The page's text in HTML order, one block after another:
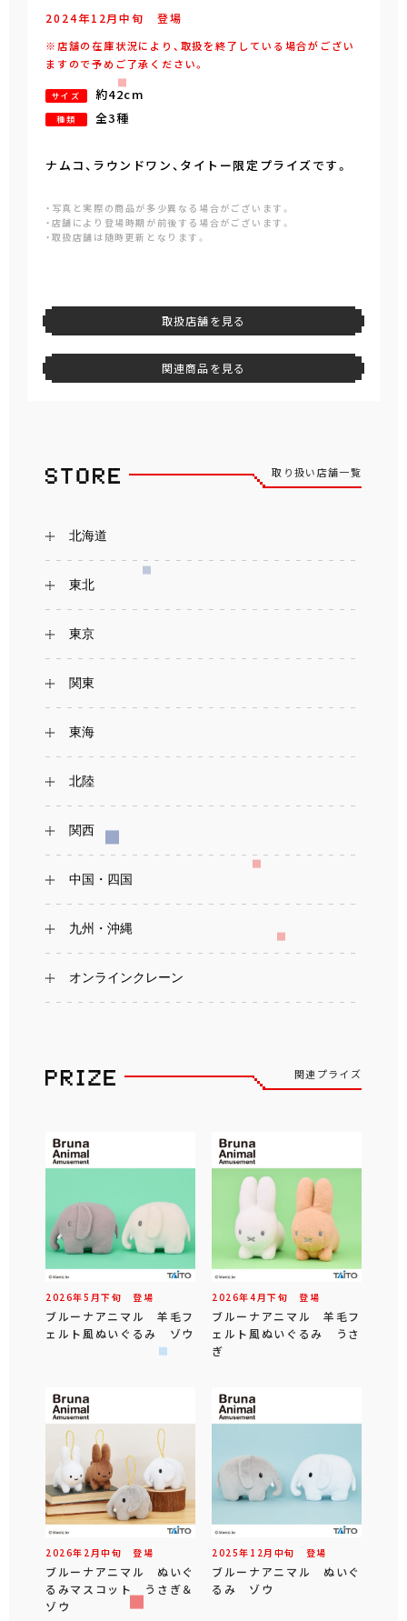
2024年12月中旬 登場
※店舗の在庫状況により、取扱を終了している場合がござい
ますので予めご了承ください。
サイズ 約42cm
種類 全3種
ナムコ、ラウンドワン、タイトー限定プライズです。
・写真と実際の商品が多少異なる場合がございます。
・店舗により登場時期が前後する場合がございます。
・取扱店舗は随時更新となります。
取扱店舗を見る
関連商品を見る
取り扱い店舗一覧
北海道
東北
東京
関東
東海
北陸
関西
中国・四国
九州・沖縄
オンラインクレーン
関連プライズ
2026年5 月下旬 登場
ブルーナアニマル 羊毛フ
ェルト風ぬいぐるみ ゾウ
2026年4 月下旬 登場
ブルーナアニマル 羊毛フ
ェルト風ぬいぐるみ うさ
ぎ
2026年 2 月中旬 登場
ブルーナアニマル ぬいぐ
るみマスコット うさぎ＆
ゾウ
2025年 12 月 中旬 登場
ブルーナアニマル ぬいぐ
るみ ゾウ